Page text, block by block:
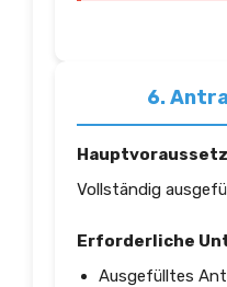
6.
Vollständig
Erforderliche
Ausgefülltes